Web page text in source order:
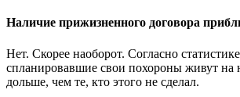
Наличие прижизненного договора
Нет. Скорее наоборот. Согласно
спланировавшие свои похороны живут на
дольше, чем те, кто этого не сделал.